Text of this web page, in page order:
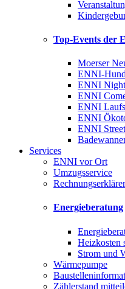
Top-Events der
Moerser
ENNI-
ENNI
ENNI
ENNI
ENNI
ENNI
Services
ENNI vor Ort
Umzugsservice
Rechnungserklärer
Energieberatung
Heizkosten
Strom und
Wärmepumpe
Zählerstand